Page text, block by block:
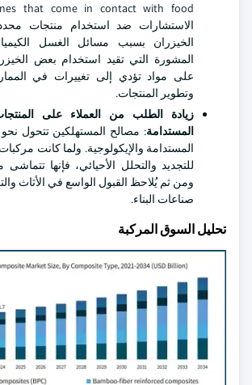
الاستشارات ضد استخدام منتجات
الخيزران بسبب مسائل الغسل
المشورة التي تقيد استخدام بعض
على مواد تؤدي إلى تغييرات في
وتطوير المنتجات.
زيادة الطلب من العملاء على
المستدامة: مصالح المستهلكين تتحول نحو
المستدامة والإيكولوجية. ولما كانت
للتجديد والتحلل الأحيائي، فإنها تتماشى
ومن ثم يُلاحظ القبول الواسع في الأثاث
صناعات البناء.
تحليل السوق المركبة